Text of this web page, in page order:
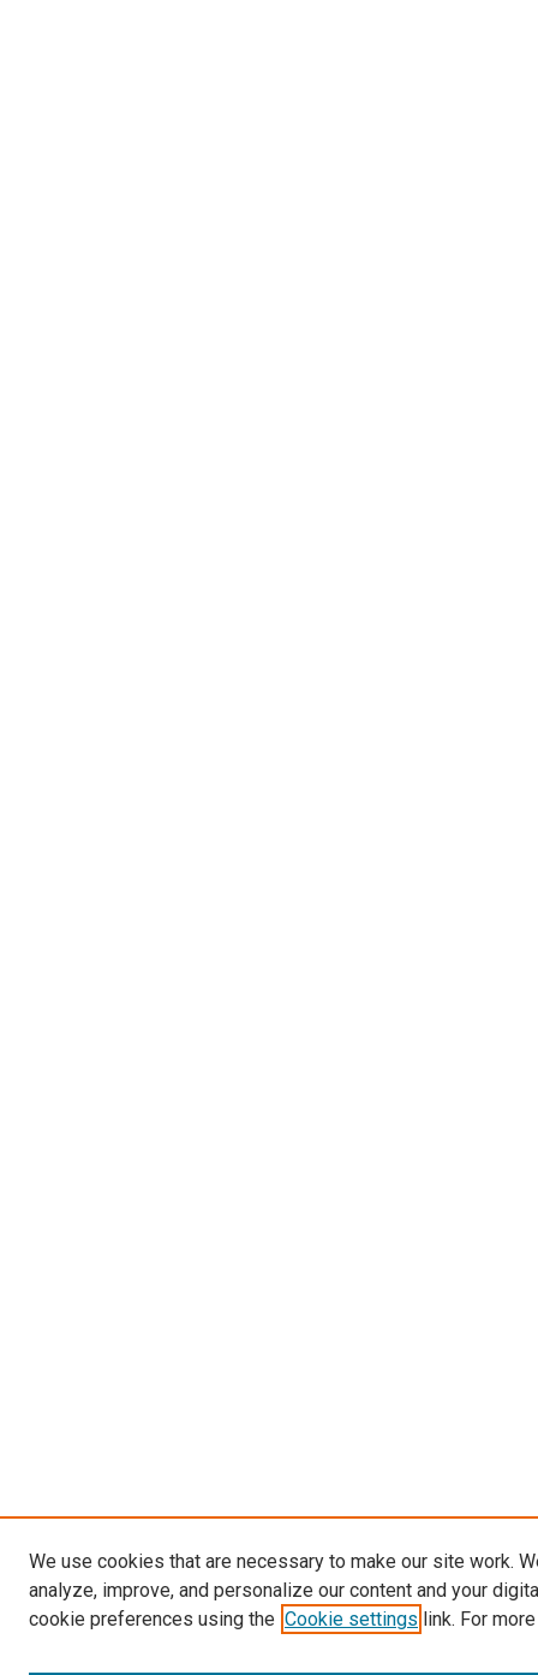
We use cookies that are necessary to make our site work.
analyze, improve, and personalize our content and your
cookie preferences using the Cookie settings link. For